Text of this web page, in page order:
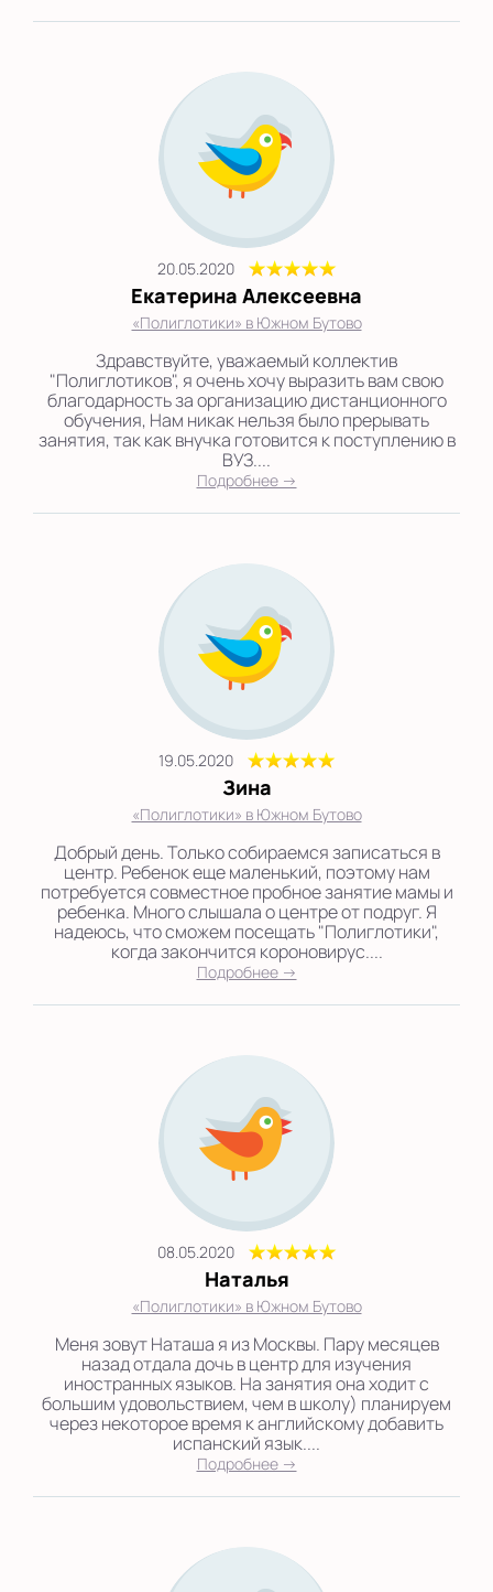
20.05.2020
Екатерина Алексеевна
«Полиглотики» в Южном Бутово
Здравствуйте, уважаемый коллектив
"Полиглотиков", я очень хочу выразить вам свою
благодарность за организацию дистанционного
обучения, Нам никак нельзя было прерывать
занятия, так как внучка готовится к поступлению в
ВУЗ....
Подробнее →
19.05.2020
Зина
«Полиглотики» в Южном Бутово
Добрый день. Только собираемся записаться в
центр. Ребенок еще маленький, поэтому нам
потребуется совместное пробное занятие мамы и
ребенка. Много слышала о центре от подруг. Я
надеюсь, что сможем посещать "Полиглотики",
когда закончится короновирус....
Подробнее →
08.05.2020
Наталья
«Полиглотики» в Южном Бутово
Меня зовут Наташа я из Москвы. Пару месяцев
назад отдала дочь в центр для изучения
иностранных языков. На занятия она ходит с
большим удовольствием, чем в школу) планируем
через некоторое время к английскому добавить
испанский язык....
Подробнее →